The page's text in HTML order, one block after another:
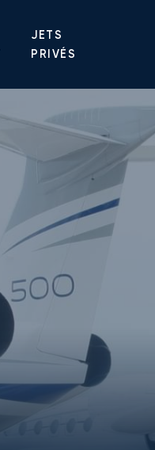
JETS
PRIVÉS